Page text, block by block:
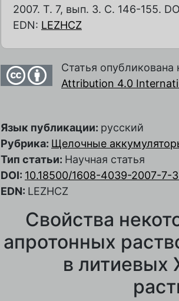
2007. Т. 7, вып. 3. С. 146-155.
EDN: LEZHCZ
Статья
Attribution 4.0
Язык публикации: русский
Рубрика: Щелочные
Тип статьи: Научная статья
DOI: 10.18500/1608-4039-2007-7-
EDN: LEZHCZ
Свойства
апротонных
в литиевых